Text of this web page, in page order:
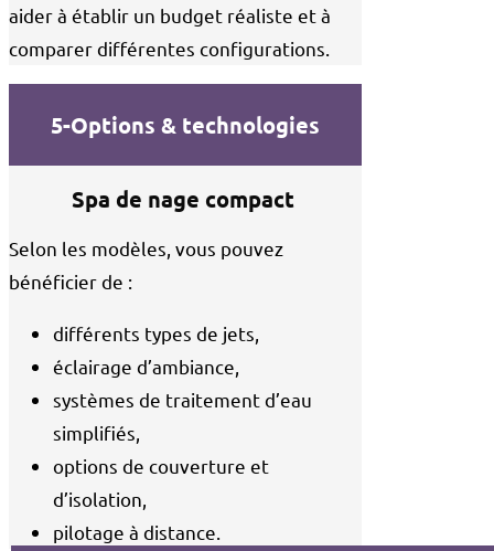
aider à établir un budget réaliste et à
comparer différentes configurations.
5-Options & technologies
Spa de nage compact
Selon les modèles, vous pouvez
bénéficier de :
différents types de jets,
éclairage d’ambiance,
systèmes de traitement d’eau
simplifiés,
options de couverture et
d’isolation,
pilotage à distance.